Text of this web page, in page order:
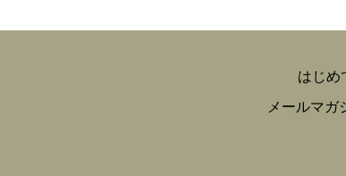
はじめ
メールマガ